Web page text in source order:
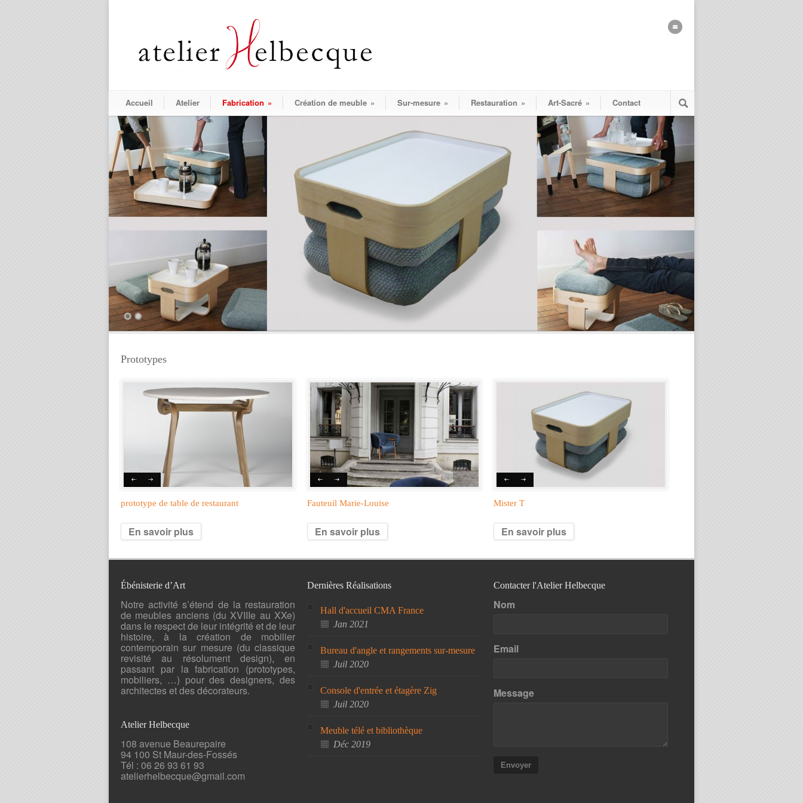
Accueil Atelier Fabrication » Création de meuble » Sur-mesure » Restauration » Art-Sacré » Contact
Prototypes
prototype de table de restaurant
En savoir plus
Fauteuil Marie-Louise
En savoir plus
Mister T
En savoir plus
Ébénisterie d’Art
Notre activité s’étend de la restauration
de meubles anciens (du XVIIIe au XXe)
dans le respect de leur intégrité et de leur
histoire, à la création de mobilier
contemporain sur mesure (du classique
revisité au résolument design), en
passant par la fabrication (prototypes,
mobiliers, …) pour des designers, des
architectes et des décorateurs.
Atelier Helbecque
108 avenue Beaurepaire
94 100 St Maur-des-Fossés
Tél : 06 26 93 61 93
atelierhelbecque@gmail.com
Dernières Réalisations
Hall d'accueil CMA France
Jan 2021
Bureau d'angle et rangements sur-mesure
Juil 2020
Console d'entrée et étagère Zig
Juil 2020
Meuble télé et bibliothèque
Déc 2019
Contacter l'Atelier Helbecque
Nom
Email
Message
Envoyer